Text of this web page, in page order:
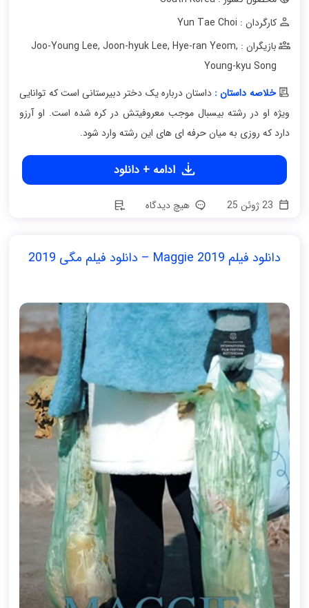
کارگردان : Yun Tae Choi
بازیگران : Joo-Young Lee
, Joon-hyuk Lee, Hye-ran Yeom,
Young-kyu Song
خلاصه داستان :داستان درباره یک دختر دبیرستانی است که توانایی
ویژه او در رشته بیسبال موجب معروفیتش در کره شده است. او آرزو
دارد که روزی به میان حرفه ای های این رشته وارد شود.
ادامه + دانلود
هیچ دیدگاه
دانلود فیلم Maggie 2019 – دانلود فیلم مگی 2019